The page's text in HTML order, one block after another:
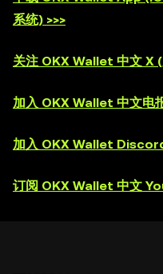
系统) >>>
关注 OKX Wallet 中文 X (
加入 OKX Wallet 中文电
加入 OKX Wallet
订阅 OKX Wallet 中文